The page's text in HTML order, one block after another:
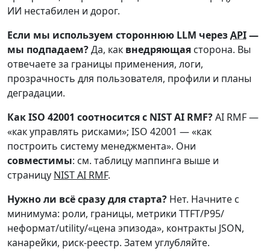
ИИ нестабилен и дорог.
Если мы используем стороннюю LLM черезAPI—
мы подпадаем?Да, как внедряющая сторона. Вы
отвечаете за границы применения, логи,
прозрачность для пользователя, профили и планы
деградации.
Как ISO 42001 соотносится с NIST AI RMF?AI RMF —
«как управлять рисками»; ISO 42001 — «как
построить систему менеджмента». Они
совместимы: см. таблицу маппинга выше и
страницу NIST AI RMF.
Нужно ли всё сразу для старта? Нет. Начните с
минимума: роли, границы, метрики TTFT/P95/
неформат/utility/«цена эпизода», контракты JSON,
канарейки, риск-реестр. Затем углубляйте.